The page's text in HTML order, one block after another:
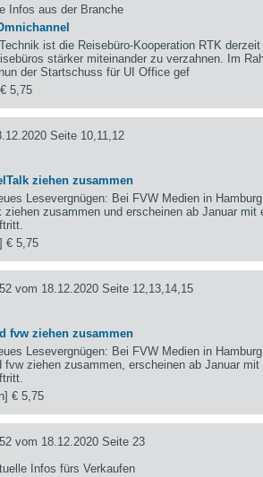
Infos aus der Branche
ist die Reisebüro-Kooperation RTK
stärker miteinander zu verzahnen. Im
der Startschuss für UI Office gef
€ 5,75
Seite 10,11,12
ziehen zusammen
Lesevergnügen: Bei FVW Medien in
ziehen zusammen und erscheinen ab Januar
€ 5,75
vom 18.12.2020 Seite 12,13,14,15
fvw ziehen zusammen
Lesevergnügen: Bei FVW Medien in
fvw ziehen zusammen, erscheinen ab Januar
€ 5,75
vom 18.12.2020 Seite 23
Infos fürs Verkaufen